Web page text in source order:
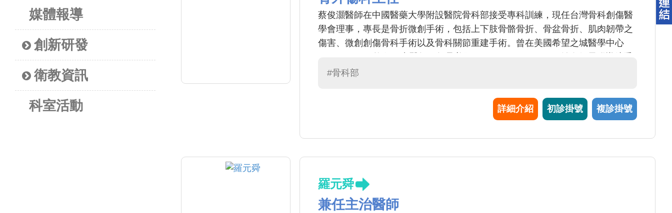
媒體報導
創新研發
衛教資訊
科室活動
蔡俊灝醫師在中國醫藥大學附設醫院骨科部接受專科訓練，現任台灣骨科創傷醫
學會理事，專長是骨折微創手術，包括上下肢骨骼骨折、骨盆骨折、肌肉韌帶之
傷害、微創創傷骨科手術以及骨科關節重建手術。曾在美國希望之城醫學中心
術治療相關進修。也執掌了許多具有前瞻性的學術研究領域，目前擔任骨外傷科
#骨科部
詳細介紹 初診掛號 複診掛號
羅元舜
兼任主治醫師